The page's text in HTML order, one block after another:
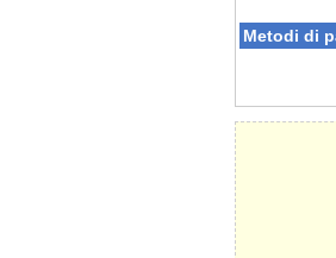
Metodi di